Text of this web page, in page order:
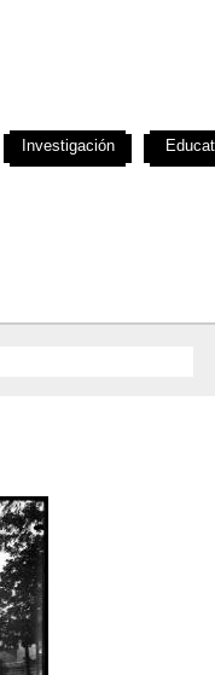
Investigación